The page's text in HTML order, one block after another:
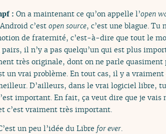
: On a maintenant ce qu’on appelle l’open
c’est open source, c’est une blague. Tu
de fraternité, c’est-à-dire que tout le
il n’y a pas quelqu’un qui est plus
très originale, dont on ne parle
un vrai problème. En tout cas, il y a
D’ailleurs, dans le vrai logiciel libre, tu
important. En fait, ça veut dire que je
c’est vraiment très important.
un peu l’idée du Libre for ever.